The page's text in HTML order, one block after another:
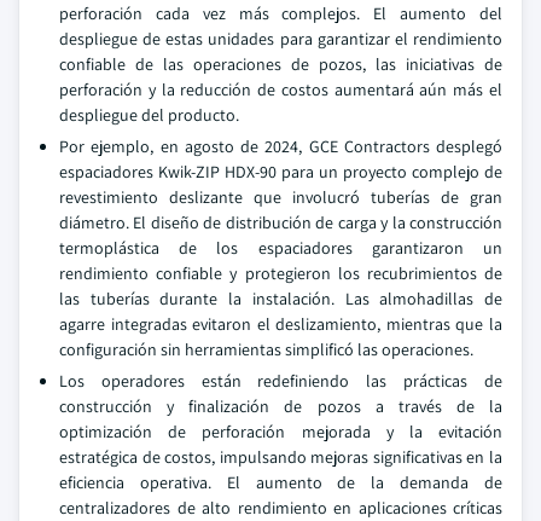
perforación cada vez más complejos. El aumento del
despliegue de estas unidades para garantizar el rendimiento
confiable de las operaciones de pozos, las iniciativas de
perforación y la reducción de costos aumentará aún más el
despliegue del producto.
Por ejemplo, en agosto de 2024, GCE Contractors desplegó
espaciadores Kwik-ZIP HDX-90 para un proyecto complejo de
revestimiento deslizante que involucró tuberías de gran
diámetro. El diseño de distribución de carga y la construcción
termoplástica de los espaciadores garantizaron un
rendimiento confiable y protegieron los recubrimientos de
las tuberías durante la instalación. Las almohadillas de
agarre integradas evitaron el deslizamiento, mientras que la
configuración sin herramientas simplificó las operaciones.
Los operadores están redefiniendo las prácticas de
construcción y finalización de pozos a través de la
optimización de perforación mejorada y la evitación
estratégica de costos, impulsando mejoras significativas en la
eficiencia operativa. El aumento de la demanda de
centralizadores de alto rendimiento en aplicaciones críticas